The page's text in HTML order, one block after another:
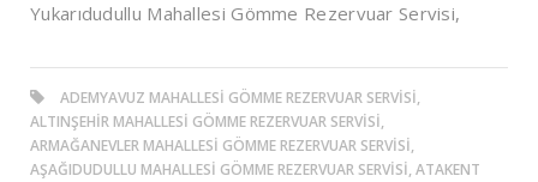
Yukarıdudullu Mahallesi Gömme Rezervuar Servisi,
ADEMYAVUZ MAHALLESI GÖMME REZERVUAR SERVISI,
ALTINŞEHIR MAHALLESI GÖMME REZERVUAR SERVISI,
ARMAĞANEVLER MAHALLESI GÖMME REZERVUAR SERVISI,
AŞAĞIDUDULLU MAHALLESI GÖMME REZERVUAR SERVISI, ATAKENT